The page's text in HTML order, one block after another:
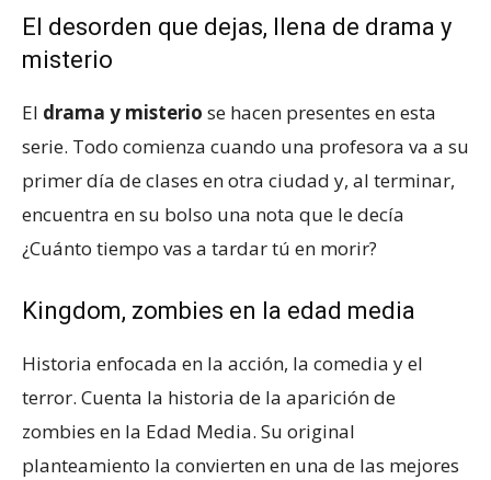
El desorden que dejas, llena de drama y
misterio
El drama y misterio se hacen presentes en esta
serie. Todo comienza cuando una profesora va a su
primer día de clases en otra ciudad y, al terminar,
encuentra en su bolso una nota que le decía
¿Cuánto tiempo vas a tardar tú en morir?
Kingdom, zombies en la edad media
Historia enfocada en la acción, la comedia y el
terror. Cuenta la historia de la aparición de
zombies en la Edad Media. Su original
planteamiento la convierten en una de las mejores